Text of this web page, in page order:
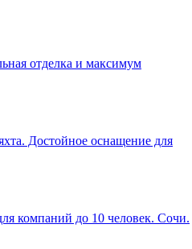
отделка и максимум
Достойное оснащение для
компаний до 10 человек. Сочи.